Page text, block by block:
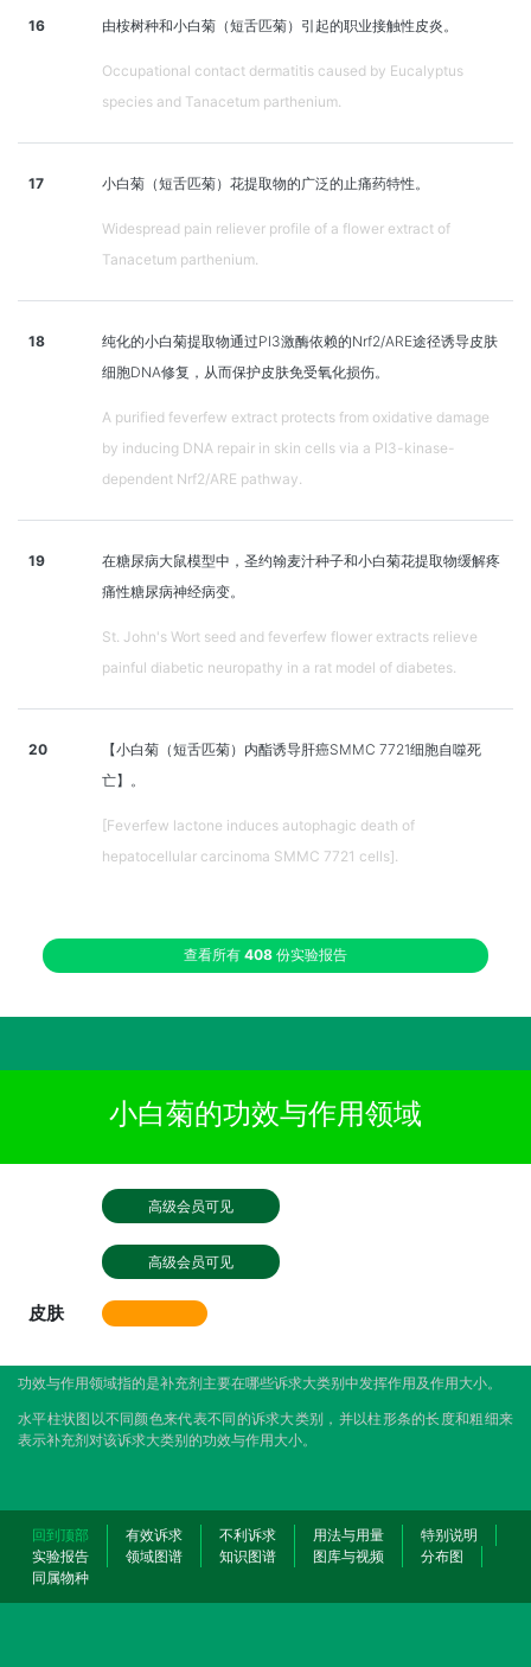
16 由桉树种和小白菊（短舌匹菊）引起的职业接触性皮炎。
Occupational contact dermatitis caused by Eucalyptus
species and Tanacetum parthenium.
17 小白菊（短舌匹菊）花提取物的广泛的止痛药特性。
Widespread pain reliever profile of a flower extract of
Tanacetum parthenium.
18
纯化的小白菊提取物通过PI3激酶依赖的Nrf2/ARE途径诱导皮肤
细胞DNA修复，从而保护皮肤免受氧化损伤。
A purified feverfew extract protects from oxidative damage
by inducing DNA repair in skin cells via a PI3-kinase-
dependent Nrf2/ARE pathway.
19
在糖尿病大鼠模型中，圣约翰麦汁种子和小白菊花提取物缓解疼
痛性糖尿病神经病变。
St. John's Wort seed and feverfew flower extracts relieve
painful diabetic neuropathy in a rat model of diabetes.
20
【小白菊（短舌匹菊）内酯诱导肝癌SMMC 7721细胞自噬死
亡】。
[Feverfew lactone induces autophagic death of
hepatocellular carcinoma SMMC 7721 cells].
查看所有 408 份实验报告
小白菊的功效与作用领域
高级会员可见
高级会员可见
皮肤
功效与作用领域指的是补充剂主要在哪些诉求大类别中发挥作用及作用大小。
水平柱状图以不同颜色来代表不同的诉求大类别，并以柱形条的长度和粗细来
表示补充剂对该诉求大类别的功效与作用大小。
回到顶部 有效诉求 不利诉求 用法与用量
特别说明
实验报告
领域图谱 知识图谱 图库与视频
分布图
同属物种